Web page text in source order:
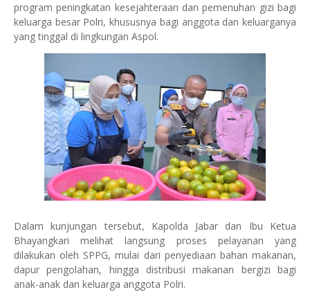
program peningkatan kesejahteraan dan pemenuhan gizi bagi
keluarga besar Polri, khususnya bagi anggota dan keluarganya
yang tinggal di lingkungan Aspol.
Dalam kunjungan tersebut, Kapolda Jabar dan Ibu Ketua
Bhayangkari melihat langsung proses pelayanan yang
dilakukan oleh SPPG, mulai dari penyediaan bahan makanan,
dapur pengolahan, hingga distribusi makanan bergizi bagi
anak-anak dan keluarga anggota Polri.